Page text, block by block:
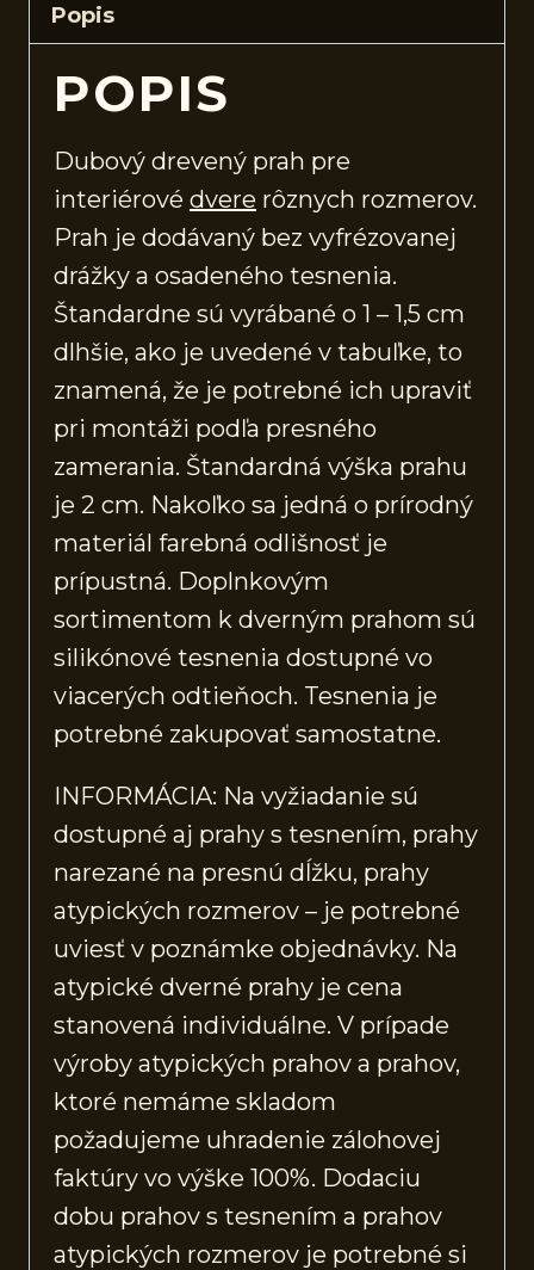
Popis
POPIS
Dubový drevený prah pre
interiérové dvere rôznych rozmerov.
Prah je dodávaný bez vyfrézovanej
drážky a osadeného tesnenia.
Štandardne sú vyrábané o 1 – 1,5 cm
dlhšie, ako je uvedené v tabuľke, to
znamená, že je potrebné ich upraviť
pri montáži podľa presného
zamerania. Štandardná výška prahu
je 2 cm. Nakoľko sa jedná o prírodný
materiál farebná odlišnosť je
prípustná. Doplnkovým
sortimentom k dverným prahom sú
silikónové tesnenia dostupné vo
viacerých odtieňoch. Tesnenia je
potrebné zakupovať samostatne.
INFORMÁCIA: Na vyžiadanie sú
dostupné aj prahy s tesnením, prahy
narezané na presnú dĺžku, prahy
atypických rozmerov – je potrebné
uviesť v poznámke objednávky. Na
atypické dverné prahy je cena
stanovená individuálne. V prípade
výroby atypických prahov a prahov,
ktoré nemáme skladom
požadujeme uhradenie zálohovej
faktúry vo výške 100%. Dodaciu
dobu prahov s tesnením a prahov
atypických rozmerov je potrebné si